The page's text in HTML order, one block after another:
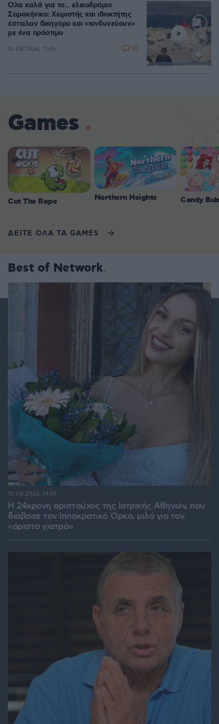
Loaded
Όλα καλά για το... ελικοδρόμιο
Σαρακήνικο: Χειριστής και ιδιοκτήτης
έστειλαν δικηγόρο και «κινδυνεύουν»
με ένα πρόστιμο
10.08.2026, 11:46 98
Games
Cut The Rope Northern Heights Candy
ΔΕΙΤΕ ΟΛΑ ΤΑ GAMES
Best of Network
Η 24χρονη αριστούχος της Ιατρικής Αθηνών, που
διάβασε τον Ιπποκρατικό Όρκο, μιλά για τον
«άριστο γιατρό»
10.08.2026, 14:01